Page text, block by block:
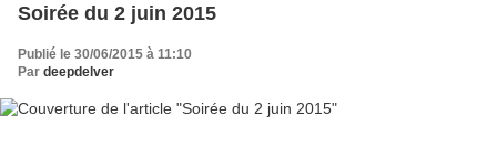
Soirée du 2 juin 2015
Publié le 30/06/2015 à 11:10
Par deepdelver